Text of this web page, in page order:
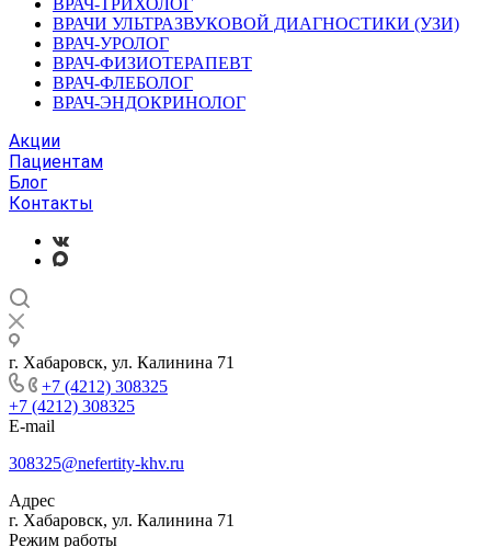
ВРАЧ-ТРИХОЛОГ
ВРАЧИ УЛЬТРАЗВУКОВОЙ ДИАГНОСТИКИ (УЗИ)
ВРАЧ-УРОЛОГ
ВРАЧ-ФИЗИОТЕРАПЕВТ
ВРАЧ-ФЛЕБОЛОГ
ВРАЧ-ЭНДОКРИНОЛОГ
Акции
Пациентам
Блог
Контакты
г. Хабаровск, ул. Калинина 71
+7 (4212) 308325
+7 (4212) 308325
E-mail
308325@nefertity-khv.ru
Адрес
г. Хабаровск, ул. Калинина 71
Режим работы